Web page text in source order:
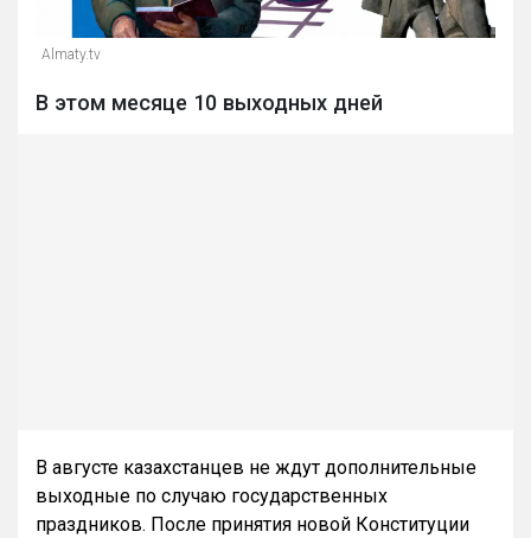
Almaty.tv
В этом месяце 10 выходных дней
В августе казахстанцев не ждут дополнительные
выходные по случаю государственных
праздников. После принятия новой Конституции